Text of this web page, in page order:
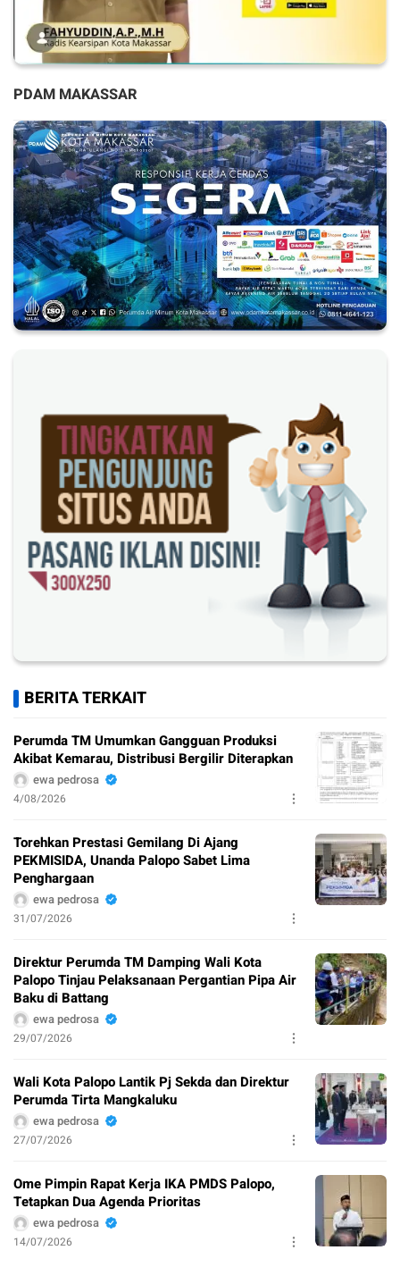
PDAM MAKASSAR
BERITA TERKAIT
Perumda TM Umumkan Gangguan Produksi
Akibat Kemarau, Distribusi Bergilir Diterapkan
ewa pedrosa
4/08/2026
Torehkan Prestasi Gemilang Di Ajang
PEKMISIDA, Unanda Palopo Sabet Lima
Penghargaan
ewa pedrosa
31/07/2026
Direktur Perumda TM Damping Wali Kota
Palopo Tinjau Pelaksanaan Pergantian Pipa Air
Baku di Battang
ewa pedrosa
29/07/2026
Wali Kota Palopo Lantik Pj Sekda dan Direktur
Perumda Tirta Mangkaluku
ewa pedrosa
27/07/2026
Ome Pimpin Rapat Kerja IKA PMDS Palopo,
Tetapkan Dua Agenda Prioritas
ewa pedrosa
14/07/2026